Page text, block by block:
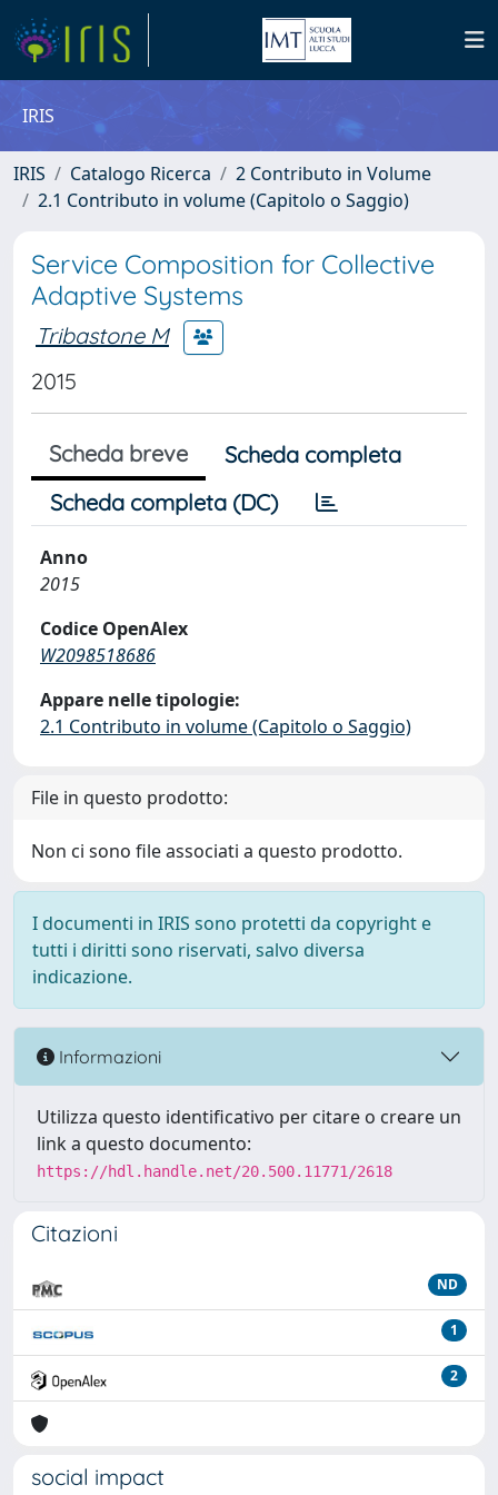
IRIS
IRIS Catalogo Ricerca
2 Contributo in Volume
2.1 Contributo in volume (Capitolo o Saggio)
Service Composition for Collective
Adaptive Systems
Tribastone M
2015
Scheda breve
Scheda completa
Scheda completa (DC)
Anno
2015
Codice OpenAlex
W2098518686
Appare nelle tipologie:
2.1 Contributo in volume (Capitolo o Saggio)
File in questo prodotto:
Non ci sono file associati a questo prodotto.
I documenti in IRIS sono protetti da copyright e
tutti i diritti sono riservati, salvo diversa
indicazione.
Informazioni
Utilizza questo identificativo per citare o creare un
link a questo documento:
https://hdl.handle.net/20.500.11771/2618
Citazioni
ND
1
2
social impact